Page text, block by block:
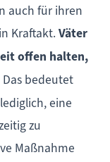
auch für ihren
Kraftakt.Väter
offen halten,
Das bedeutet
eine
zu
Maßnahme